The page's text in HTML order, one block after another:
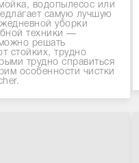
водопылесос или
самую лучшую
уборки
техники —
решать
стойких, трудно
трудно справиться
особенности чистки